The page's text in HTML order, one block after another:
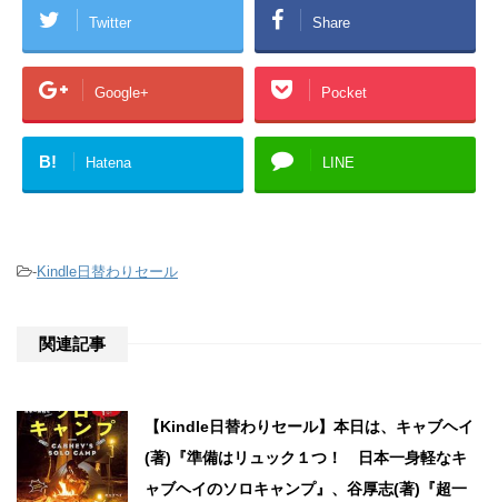
Twitter Share
Google+ Pocket
B! Hatena LINE
-Kindle日替わりセール
関連記事
【Kindle日替わりセール】本日は、キャブヘイ
(著)『準備はリュック１つ！ 日本一身軽なキ
ャブヘイのソロキャンプ』、谷厚志(著)『超一